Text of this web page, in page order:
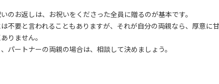
のお返しは、お祝いをくださった全員に贈るのが基本です。
不要と言われることもありますが、それが自分の両親なら、厚意に
りません。
パートナーの両親の場合は、相談して決めましょう。